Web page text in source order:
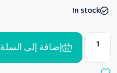
م
ن
In stock
إضافة إلى السلة